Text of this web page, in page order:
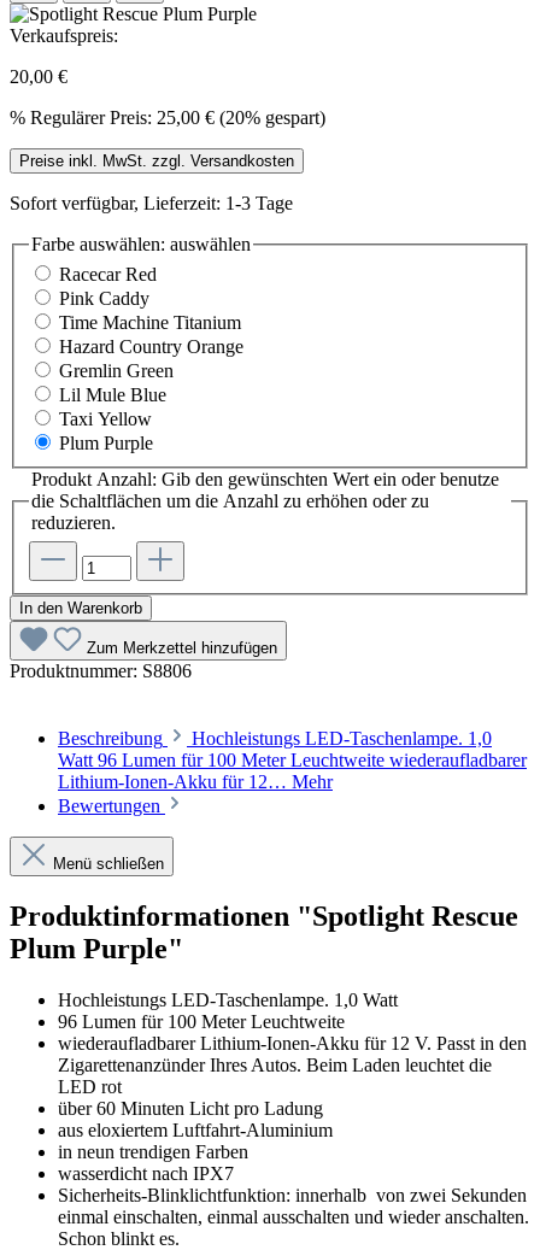
Verkaufspreis:
20,00 €
% Regulärer Preis: 25,00 € (20% gespart)
Preise inkl. MwSt. zzgl. Versandkosten
Sofort verfügbar, Lieferzeit: 1-3 Tage
Farbe auswählen: auswählen
Racecar Red
Pink Caddy
Time Machine Titanium
Hazard Country Orange
Gremlin Green
Lil Mule Blue
Taxi Yellow
Plum Purple
Produkt Anzahl: Gib den gewünschten Wert ein oder benutze
die Schaltflächen um die Anzahl zu erhöhen oder zu
reduzieren.
In den Warenkorb
Zum Merkzettel hinzufügen
Produktnummer: S8806
Beschreibung
Hochleistungs LED-Taschenlampe. 1,0
Watt 96 Lumen für 100 Meter Leuchtweite wiederaufladbarer
Lithium-Ionen-Akku für 12… Mehr
Bewertungen
Menü schließen
Produktinformationen "Spotlight Rescue
Plum Purple"
Hochleistungs LED-Taschenlampe. 1,0 Watt
96 Lumen für 100 Meter Leuchtweite
wiederaufladbarer Lithium-Ionen-Akku für 12 V. Passt in den
Zigarettenanzünder Ihres Autos. Beim Laden leuchtet die
LED rot
über 60 Minuten Licht pro Ladung
aus eloxiertem Luftfahrt-Aluminium
in neun trendigen Farben
wasserdicht nach IPX7
Sicherheits-Blinklichtfunktion: innerhalb von zwei Sekunden
einmal einschalten, einmal ausschalten und wieder anschalten.
Schon blinkt es.